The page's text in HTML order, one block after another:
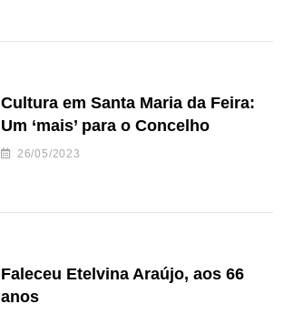
Cultura em Santa Maria da Feira:
Um ‘mais’ para o Concelho
26/05/2023
Faleceu Etelvina Araújo, aos 66
anos